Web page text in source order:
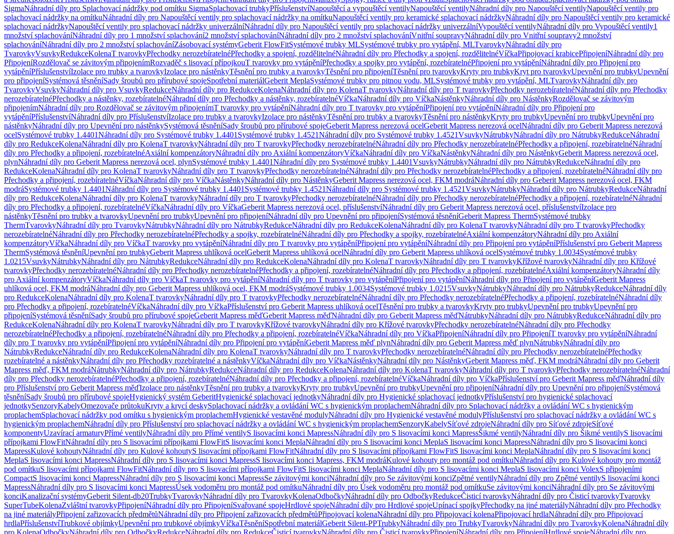
SigmaNáhradní díly pro Splachovací nádržky pod omítku SigmaSplachovací trubkyPříslušenstvíNapouštěcí a vypouštěcí ventilyNapouštěcí ventilyNáhradní díly pro Napouštěcí ventilyNapouštěcí ventily pro
splachovací nádržky na omítkuNáhradní díly pro Napouštěcí ventily pro splachovací nádržky na omítkuNapouštěcí ventily pro keramické splachovací nádržkyNáhradní díly pro Napouštěcí ventily pro keramické
splachovací nádržkyNapouštěcí ventily pro splachovací nádržky univerzálníNáhradní díly pro Napouštěcí ventily pro splachovací nádržky univerzálníVypouštěcí ventilyNáhradní díly pro Vypouštěcí ventily1
množství splachováníNáhradní díly pro 1 množství splachování2 množství splachováníNáhradní díly pro 2 množství splachováníVnitřní soupravyNáhradní díly pro Vnitřní soupravy2 množství
splachováníNáhradní díly pro 2 množství splachováníZásobovací systémyGeberit FlowFitSystémové trubky MLSystémové trubky pro vytápění, MLTvarovkyNáhradní díly pro
TvarovkyVsuvkyRedukceKolenaT tvarovkyPřechodky nerozebíratelnéPřechodky a spojení, rozdělitelnéNáhradní díly pro Přechodky a spojení, rozdělitelnéVíčkaPřipojovací krabicePřipojeníNáhradní díly pro
PřipojeníRozdělovač se závitovým připojenímRozvaděč s lisovací přípojkouT tvarovky pro vytápěníPřechodky a spojky pro vytápění, rozebíratelnéPřipojení pro vytápěníNáhradní díly pro Připojení pro
vytápěníPříslušenstvíIzolace pro trubky a tvarovkyIzolace pro nástěnkyTěsnění pro trubky a tvarovkyTěsnění pro připojeníTěsnění pro tvarovkyKryty pro trubkyKryt pro tvarovkyUpevnění pro trubkyUpevnění
pro připojeníSystémová těsněníSady šroubů pro přírubové spojeSpotřební materiálGeberit MeplaSystémové trubky pro pitnou vodu, MLSystémové trubky pro vytápění, MLTvarovkyNáhradní díly pro
TvarovkyVsuvkyNáhradní díly pro VsuvkyRedukceNáhradní díly pro RedukceKolenaNáhradní díly pro KolenaT tvarovkyNáhradní díly pro T tvarovkyPřechodky nerozebíratelnéNáhradní díly pro Přechodky
nerozebíratelnéPřechodky a nástěnky, rozebíratelnéNáhradní díly pro Přechodky a nástěnky, rozebíratelnéVíčkaNáhradní díly pro VíčkaNástěnkyNáhradní díly pro NástěnkyRozdělovač se závitovým
připojenímNáhradní díly pro Rozdělovač se závitovým připojenímT tvarovky pro vytápěníNáhradní díly pro T tvarovky pro vytápěníPřipojení pro vytápěníNáhradní díly pro Připojení pro
vytápěníPříslušenstvíNáhradní díly pro PříslušenstvíIzolace pro trubky a tvarovkyIzolace pro nástěnkyTěsnění pro trubky a tvarovkyTěsnění pro nástěnkyKryty pro trubkyUpevnění pro trubkyUpevnění pro
nástěnkyNáhradní díly pro Upevnění pro nástěnkySystémová těsněníSady šroubů pro přírubové spojeGeberit Mapress nerezová ocelGeberit Mapress nerezová ocelNáhradní díly pro Geberit Mapress nerezová
ocelSystémové trubky 1.4401Náhradní díly pro Systémové trubky 1.4401 Systémové trubky 1.4521Náhradní díly pro Systémové trubky 1.4521VsuvkyNátrubkyNáhradní díly pro NátrubkyRedukceNáhradní
díly pro RedukceKolenaNáhradní díly pro KolenaT tvarovkyNáhradní díly pro T tvarovkyPřechodky nerozebíratelnéNáhradní díly pro Přechodky nerozebíratelnéPřechodky a připojení, rozebíratelnéNáhradní
díly pro Přechodky a připojení, rozebíratelnéAxiální kompenzátoryNáhradní díly pro Axiální kompenzátoryVíčkaNáhradní díly pro VíčkaNástěnkyNáhradní díly pro NástěnkyGeberit Mapress nerezová ocel,
plynNáhradní díly pro Geberit Mapress nerezová ocel, plynSystémové trubky 1.4401Náhradní díly pro Systémové trubky 1.4401VsuvkyNátrubkyNáhradní díly pro NátrubkyRedukceNáhradní díly pro
RedukceKolenaNáhradní díly pro KolenaT tvarovkyNáhradní díly pro T tvarovkyPřechodky nerozebíratelnéNáhradní díly pro Přechodky nerozebíratelnéPřechodky a připojení, rozebíratelnéNáhradní díly pro
Přechodky a připojení, rozebíratelnéVíčkaNáhradní díly pro VíčkaNástěnkyNáhradní díly pro NástěnkyGeberit Mapress nerezová ocel, FKM modráNáhradní díly pro Geberit Mapress nerezová ocel, FKM
modráSystémové trubky 1.4401Náhradní díly pro Systémové trubky 1.4401 Systémové trubky 1.4521Náhradní díly pro Systémové trubky 1.4521VsuvkyNátrubkyNáhradní díly pro NátrubkyRedukceNáhradní
díly pro RedukceKolenaNáhradní díly pro KolenaT tvarovkyNáhradní díly pro T tvarovkyPřechodky nerozebíratelnéNáhradní díly pro Přechodky nerozebíratelnéPřechodky a připojení, rozebíratelnéNáhradní
díly pro Přechodky a připojení, rozebíratelnéVíčkaNáhradní díly pro VíčkaGeberit Mapress nerezová ocel, příslušenstvíNáhradní díly pro Geberit Mapress nerezová ocel, příslušenstvíIzolace pro
nástěnkyTěsnění pro trubky a tvarovkyUpevnění pro trubkyUpevnění pro připojeníNáhradní díly pro Upevnění pro připojeníSystémová těsněníGeberit Mapress ThermSystémové trubky
ThermTvarovkyNáhradní díly pro TvarovkyNátrubkyNáhradní díly pro NátrubkyRedukceNáhradní díly pro RedukceKolenaNáhradní díly pro KolenaT tvarovkyNáhradní díly pro T tvarovkyPřechodky
nerozebíratelnéNáhradní díly pro Přechodky nerozebíratelnéPřechodky a spojky, rozebíratelnéNáhradní díly pro Přechodky a spojky, rozebíratelnéAxiální kompenzátoryNáhradní díly pro Axiální
kompenzátoryVíčkaNáhradní díly pro VíčkaT tvarovky pro vytápěníNáhradní díly pro T tvarovky pro vytápěníPřipojení pro vytápěníNáhradní díly pro Připojení pro vytápěníPříslušenství pro Geberit Mapress
ThermSystémová těsněníUpevnění pro trubkyGeberit Mapress uhlíková ocelGeberit Mapress uhlíková ocelNáhradní díly pro Geberit Mapress uhlíková ocelSystémové trubky 1.0034Systémové trubky
1.0215VsuvkyNátrubkyNáhradní díly pro NátrubkyRedukceNáhradní díly pro RedukceKolenaNáhradní díly pro KolenaT tvarovkyNáhradní díly pro T tvarovkyKřížové tvarovkyNáhradní díly pro Křížové
tvarovkyPřechodky nerozebíratelnéNáhradní díly pro Přechodky nerozebíratelnéPřechodky a připojení, rozebíratelnéNáhradní díly pro Přechodky a připojení, rozebíratelnéAxiální kompenzátoryNáhradní díly
pro Axiální kompenzátoryVíčkaNáhradní díly pro VíčkaT tvarovky pro vytápěníNáhradní díly pro T tvarovky pro vytápěníPřipojení pro vytápěníNáhradní díly pro Připojení pro vytápěníGeberit Mapress
uhlíková ocel, FKM modráNáhradní díly pro Geberit Mapress uhlíková ocel, FKM modráSystémové trubky 1.0034Systémové trubky 1.0215VsuvkyNátrubkyNáhradní díly pro NátrubkyRedukceNáhradní díly
pro RedukceKolenaNáhradní díly pro KolenaT tvarovkyNáhradní díly pro T tvarovkyPřechodky nerozebíratelnéNáhradní díly pro Přechodky nerozebíratelnéPřechodky a připojení, rozebíratelnéNáhradní díly
pro Přechodky a připojení, rozebíratelnéVíčkaNáhradní díly pro VíčkaPříslušenství pro Geberit Mapress uhlíková ocelTěsnění pro trubky a tvarovkyKryty pro trubkyUpevnění pro trubkyUpevnění pro
připojeníSystémová těsněníSady šroubů pro přírubové spojeGeberit Mapress měďGeberit Mapress měďNáhradní díly pro Geberit Mapress měďNátrubkyNáhradní díly pro NátrubkyRedukceNáhradní díly pro
RedukceKolenaNáhradní díly pro KolenaT tvarovkyNáhradní díly pro T tvarovkyKřížové tvarovkyNáhradní díly pro Křížové tvarovkyPřechodky nerozebíratelnéNáhradní díly pro Přechodky
nerozebíratelnéPřechodky a připojení, rozebíratelnéNáhradní díly pro Přechodky a připojení, rozebíratelnéVíčkaNáhradní díly pro VíčkaPřipojeníNáhradní díly pro PřipojeníT tvarovky pro vytápěníNáhradní
díly pro T tvarovky pro vytápěníPřipojení pro vytápěníNáhradní díly pro Připojení pro vytápěníGeberit Mapress měď plynNáhradní díly pro Geberit Mapress měď plynNátrubkyNáhradní díly pro
NátrubkyRedukceNáhradní díly pro RedukceKolenaNáhradní díly pro KolenaT tvarovkyNáhradní díly pro T tvarovkyPřechodky nerozebíratelnéNáhradní díly pro Přechodky nerozebíratelnéPřechodky
rozebíratelné a nástěnkyNáhradní díly pro Přechodky rozebíratelné a nástěnkyVíčkaNáhradní díly pro VíčkaNástěnkyNáhradní díly pro NástěnkyGeberit Mapress měď, FKM modráNáhradní díly pro Geberit
Mapress měď, FKM modráNátrubkyNáhradní díly pro NátrubkyRedukceNáhradní díly pro RedukceKolenaNáhradní díly pro KolenaT tvarovkyNáhradní díly pro T tvarovkyPřechodky nerozebíratelnéNáhradní
díly pro Přechodky nerozebíratelnéPřechodky a připojení, rozebíratelnéNáhradní díly pro Přechodky a připojení, rozebíratelnéVíčkaNáhradní díly pro VíčkaPříslušenství pro Geberit Mapress měďNáhradní díly
pro Příslušenství pro Geberit Mapress měďIzolace pro nástěnkyTěsnění pro trubky a tvarovkyKryty pro trubkyUpevnění pro trubkyUpevnění pro připojeníNáhradní díly pro Upevnění pro připojeníSystémová
těsněníSady šroubů pro přírubové spojeHygienický systém GeberitHygienické splachovací jednotkyNáhradní díly pro Hygienické splachovací jednotkyPříslušenství pro hygienické splachovací
jednotkySenzoryKabelyOmezovače průtokuKryty a krycí deskySplachovací nádržky a ovládání WC s hygienickým proplachemNáhradní díly pro Splachovací nádržky a ovládání WC s hygienickým
proplachemSplachovací nádržky pod omítku s hygienickým proplachemHygienické vestavěné modulyNáhradní díly pro Hygienické vestavěné modulyPříslušenství pro splachovací nádržky a ovládání WC s
hygienickým proplachemNáhradní díly pro Příslušenství pro splachovací nádržky a ovládání WC s hygienickým proplachemSenzoryKabelySíťové zdrojeNáhradní díly pro Síťové zdrojeSíťové
komponentyUzavírací armaturyPřímé ventilyNáhradní díly pro Přímé ventilyS lisovacími konci MapressNáhradní díly pro S lisovacími konci MapressŠikmé ventilyNáhradní díly pro Šikmé ventilyS lisovacími
přípojkami FlowFitNáhradní díly pro S lisovacími přípojkami FlowFitS lisovacími konci MeplaNáhradní díly pro S lisovacími konci MeplaS lisovacími konci MapressNáhradní díly pro S lisovacími konci
MapressKulové kohoutyNáhradní díly pro Kulové kohoutyS lisovacími přípojkami FlowFitNáhradní díly pro S lisovacími přípojkami FlowFitS lisovacími konci MeplaNáhradní díly pro S lisovacími konci
MeplaS lisovacími konci MapressNáhradní díly pro S lisovacími konci MapressS lisovacími konci Mapress, FKM modráKulové kohouty pro montáž pod omítkuNáhradní díly pro Kulové kohouty pro montáž
pod omítkuS lisovacími přípojkami FlowFitNáhradní díly pro S lisovacími přípojkami FlowFitS lisovacími konci MeplaNáhradní díly pro S lisovacími konci MeplaS lisovacími konci VolexS připojeními
CompactS lisovacími konci MapressNáhradní díly pro S lisovacími konci MapressSe závitovými konciNáhradní díly pro Se závitovými konciZpětné ventilyNáhradní díly pro Zpětné ventilyS lisovacími konci
MapressNáhradní díly pro S lisovacími konci MapressÚsek vodoměru pro montáž pod omítkuNáhradní díly pro Úsek vodoměru pro montáž pod omítkuSe závitovými konciNáhradní díly pro Se závitovými
konciKanalizační systémyGeberit Silent-db20TrubkyTvarovkyNáhradní díly pro TvarovkyKolenaOdbočkyNáhradní díly pro OdbočkyRedukceČisticí tvarovkyNáhradní díly pro Čisticí tvarovkyTvarovky
SuperTubeKolenaZvláštní tvarovkyPřipojeníNáhradní díly pro PřipojeníSvařované spojeHrdlové spojeNáhradní díly pro Hrdlové spojeUpínací spojkyPřechodky na jiné materiályNáhradní díly pro Přechodky
na jiné materiályPřipojení zařizovacích předmětůNáhradní díly pro Připojení zařizovacích předmětůPřipojovací kolenaNáhradní díly pro Připojovací kolenaPřipojovací hrdlaNáhradní díly pro Připojovací
hrdlaPříslušenstvíTrubkové objímkyUpevnění pro trubkové objímkyVíčkaTěsněníSpotřební materiálGeberit Silent-PPTrubkyNáhradní díly pro TrubkyTvarovkyNáhradní díly pro TvarovkyKolenaNáhradní díly
pro KolenaOdbočkyNáhradní díly pro OdbočkyRedukceNáhradní díly pro RedukceČisticí tvarovkyNáhradní díly pro Čisticí tvarovkyPřipojeníNáhradní díly pro PřipojeníHrdlové spojeNáhradní díly pro